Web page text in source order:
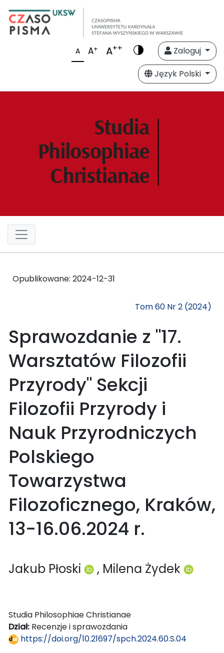
A A+ A++
Zaloguj
Język Polski
Opublikowane: 2024-12-31
Tom 60 Nr 2 (2024)
Sprawozdanie z "17.
Warsztatów Filozofii
Przyrody" Sekcji
Filozofii Przyrody i
Nauk Przyrodniczych
Polskiego
Towarzystwa
Filozoficznego, Kraków,
13-16.06.2024 r.
Jakub Płoski , Milena Żydek
Studia Philosophiae Christianae
Dział: Recenzje i sprawozdania
https://doi.org/10.21697/spch.2024.60.S.04